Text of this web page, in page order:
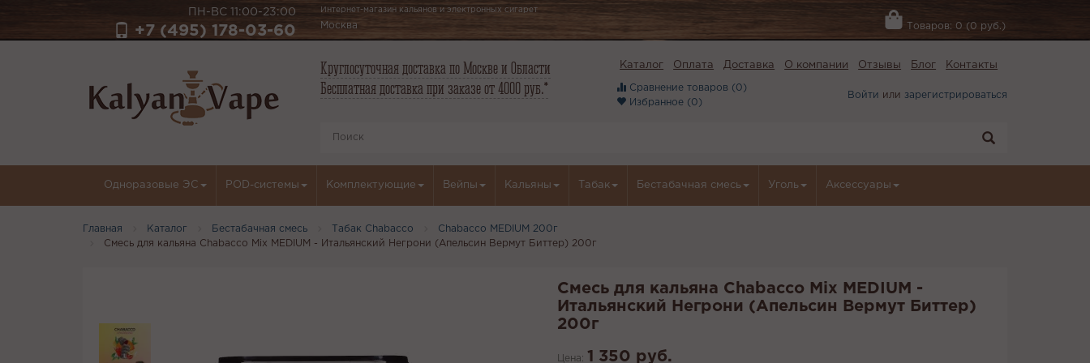
ПН-ВС 11:00-23:00
+7 (495) 178-03-60
Интернет-магазин кальянов и электронных сигарет
Москва Товаров: 0 (0 руб.)
Круглосуточная доставка по Москве и Области
Бесплатная доставка при заказе от 4000 руб.*
Каталог Оплата Доставка О компании Отзывы Блог Контакты
Сравнение товаров (0)
Избранное (0)
Войти или зарегистрироваться
Одноразовые ЭС POD-системы Комплектующие Вейпы Кальяны Табак Бестабачная смесь Уголь Аксессуары
Главная Каталог Бестабачная смесь Табак Chabacco
Chabacco MEDIUM 200г
Смесь для кальяна Chabacco Mix MEDIUM - Итальянский Негрони (Апельсин Вермут Биттер) 200г
Смесь для кальяна Chabacco Mix MEDIUM -
Итальянский Негрони (Апельсин Вермут Биттер)
200г
Цена: 1 350 руб.